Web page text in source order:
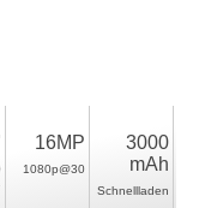
16MP
1080p@30
3000
mAh
Schnellladen